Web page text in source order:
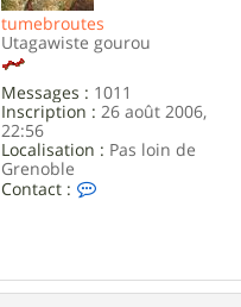
tumebroutes
Utagawiste gourou
Messages : 1011
Inscription : 26 août 2006,
22:56
Localisation : Pas loin de
Grenoble
Contact :
c